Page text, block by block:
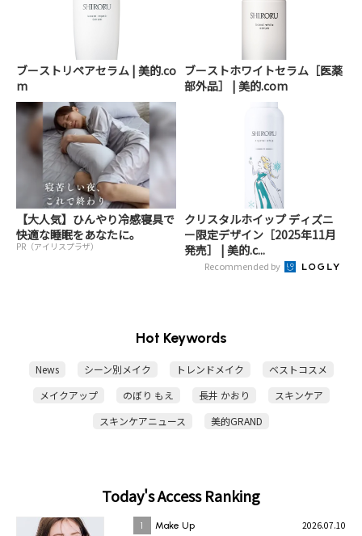
ブーストリペアセラム | 美的.co
m
ブーストホワイトセラム［医薬
部外品］ | 美的.com
【大人気】ひんやり冷感寝具で
快適な睡眠をあなたに。
PR（アイリスプラザ）
クリスタルホイップ ディズニ
ー限定デザイン［2025年11月
発売］ | 美的.c...
Recommended by
Hot Keywords
News シーン別メイク トレンドメイク
ベストコスメ
メイクアップ
のぼり もえ 長井 かおり
スキンケア
スキンケアニュース
美的GRAND
Today's Access Ranking
1 Make Up 2026.07.10